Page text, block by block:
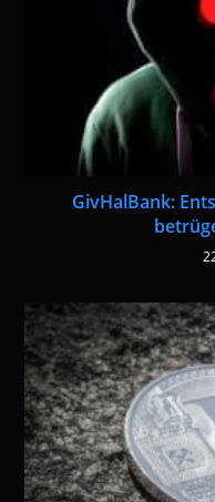
GivHalBank: